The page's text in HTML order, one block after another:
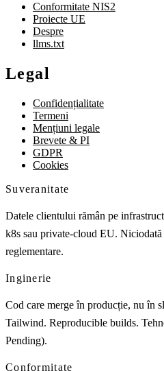
Conformitate NIS2
Proiecte UE
Despre
llms.txt
Legal
Confidențialitate
Termeni
Mențiuni legale
Brevete & PI
GDPR
Cookies
Suveranitate
Datele clientului rămân pe
k8s sau private-cloud EU.
reglementare.
Inginerie
Cod care merge în producție, nu în
Tailwind. Reproducible builds.
Pending).
Conformitate